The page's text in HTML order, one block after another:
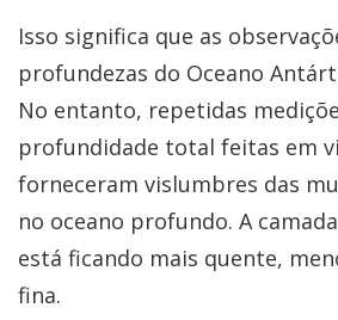
Isso significa que as
profundezas do Oceano
No entanto, repetidas
profundidade total feitas em
forneceram vislumbres das
no oceano profundo. A
está ficando mais quente,
fina.